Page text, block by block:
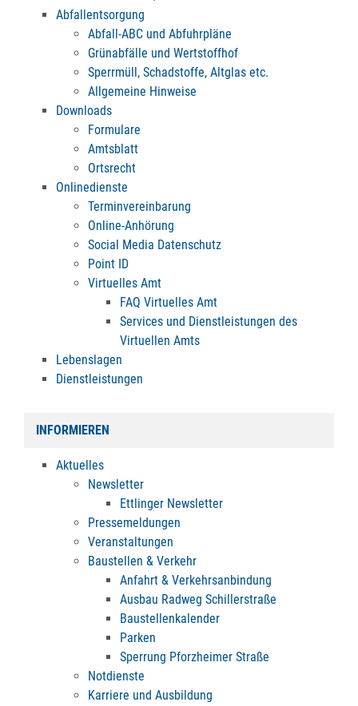
Abfallentsorgung
Abfall-ABC und Abfuhrpläne
Grünabfälle und Wertstoffhof
Sperrmüll, Schadstoffe, Altglas etc.
Allgemeine Hinweise
Downloads
Formulare
Amtsblatt
Ortsrecht
Onlinedienste
Terminvereinbarung
Online-Anhörung
Social Media Datenschutz
Point ID
Virtuelles Amt
FAQ Virtuelles Amt
Services und Dienstleistungen des
Virtuellen Amts
Lebenslagen
Dienstleistungen
INFORMIEREN
Aktuelles
Newsletter
Ettlinger Newsletter
Pressemeldungen
Veranstaltungen
Baustellen & Verkehr
Anfahrt & Verkehrsanbindung
Ausbau Radweg Schillerstraße
Baustellenkalender
Parken
Sperrung Pforzheimer Straße
Notdienste
Karriere und Ausbildung